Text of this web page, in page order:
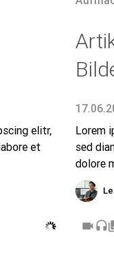
elitr,
et
Lorem
sed
dolore
videocam headset